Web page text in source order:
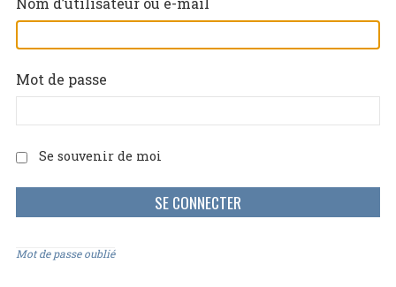
Mot de passe
Se souvenir de moi
Mot de passe oublié